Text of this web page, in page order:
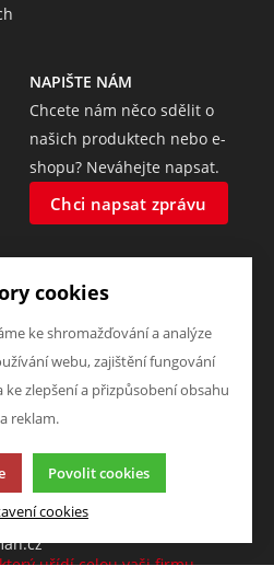
NAPIŠTE NÁM
Chcete nám něco sdělit o
našich produktech nebo e-
shopu? Neváhejte napsat.
Chci napsat zprávu
cookies. Klikněte pro více
cookies
ke shromažďování a analýze
webu, zajištění fungování
ke zlepšení a přizpůsobení obsahu
a reklam.
Povolit cookies
cookies